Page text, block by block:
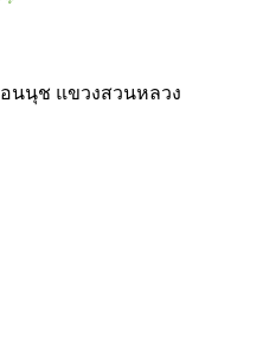
นนุช แขวงสวนหลวง